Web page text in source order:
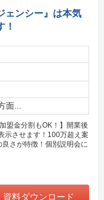
ェンシー』は本気
！
...
盟金分割もOK！】開業後
示させます！100万超え案
さが特徴！個別説明会に
資料ダウンロード